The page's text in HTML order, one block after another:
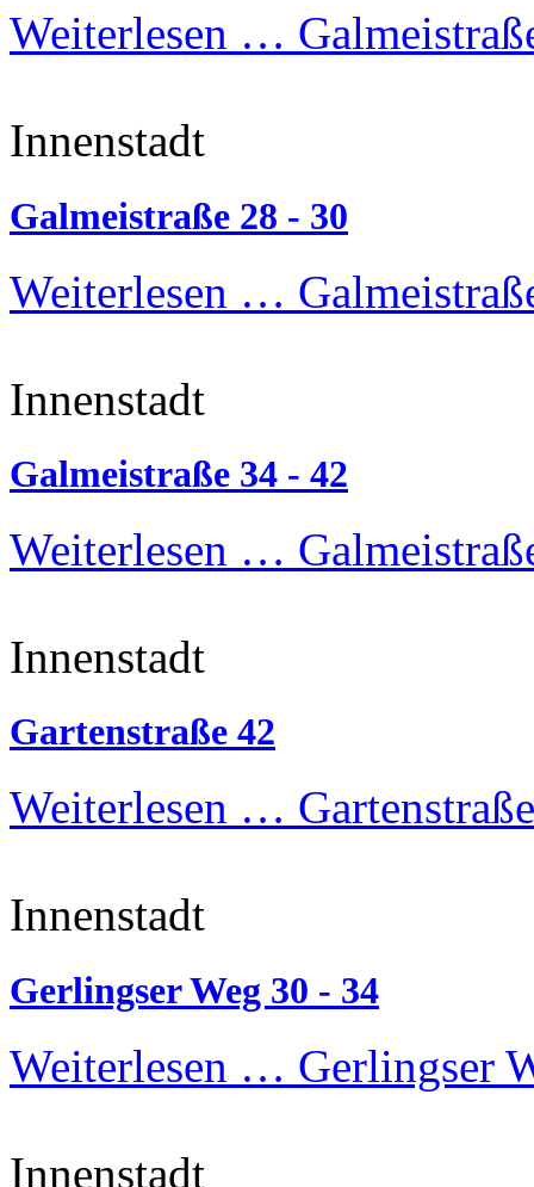
Weiterlesen …
Innenstadt
Galmeistraße 28 - 30
Weiterlesen …
Innenstadt
Galmeistraße 34 - 42
Weiterlesen …
Innenstadt
Gartenstraße 42
Weiterlesen …
Innenstadt
Gerlingser Weg 30 - 34
Weiterlesen … Gerlingser
Innenstadt